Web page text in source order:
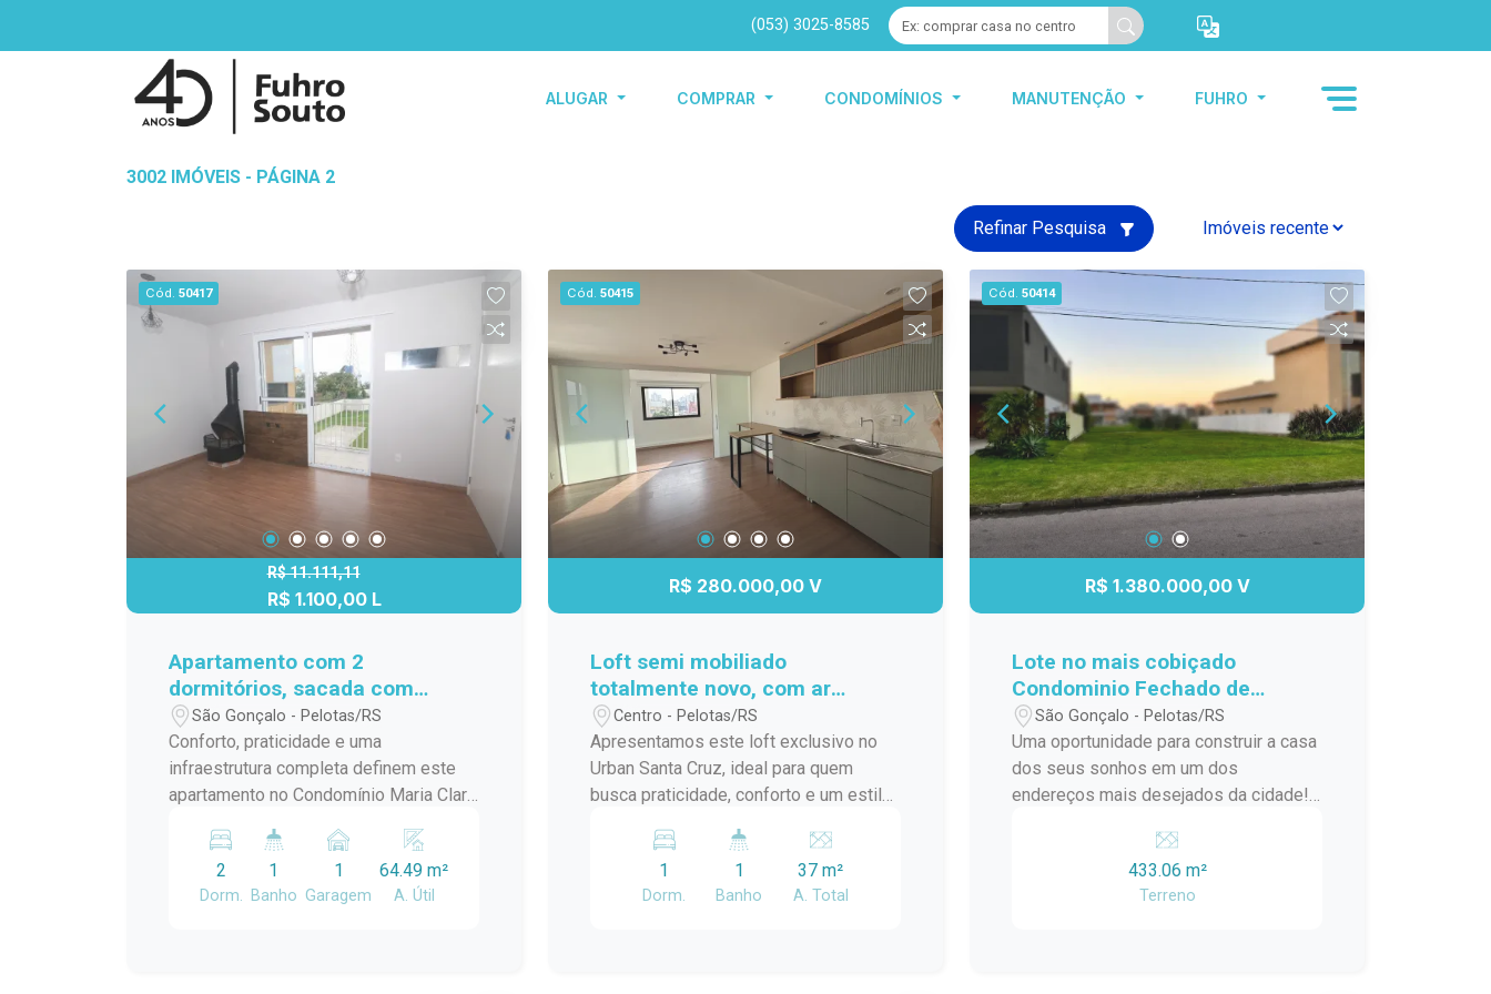
(053) 3025-8585
ALUGAR COMPRAR CONDOMÍNIOS MANUTENÇÃO FUHRO
3002 IMÓVEIS - PÁGINA 2
Refinar Pesquisa
Cód. 50417
R$ 11.111,11
R$ 1.100,00 L
Apartamento com 2
dormitórios, sacada com
churrasqueira e lareira no
Maria Clara Reserva
Umuharama
São Gonçalo - Pelotas/RS
Conforto, praticidade e uma
infraestrutura completa definem este
apartamento no Condomínio Maria Clara
Gonçalo. Com ambientes bem
distribuídos, sacada com vista livre e
área de lazer pensada para toda a
2
Dorm.
1
Banho
1
Garagem
64.49 m²
A. Útil
Cód. 50415
R$ 280.000,00 V
Loft semi mobiliado
totalmente novo, com ar
condicionado e a meia quadra
da ucpel
Centro - Pelotas/RS
Apresentamos este loft exclusivo no
Urban Santa Cruz, ideal para quem
busca praticidade, conforto e um estilo
ambiente integrado, excelente
aproveitamento de espaço,
acabamentos contemporâneos e ótima
1
Dorm.
1
Banho
37 m²
A. Total
Cód. 50414
R$ 1.380.000,00 V
Lote no mais cobiçado
Condominio Fechado de
Pelotas - Lagos de São
Gonçalo!
São Gonçalo - Pelotas/RS
Uma oportunidade para construir a casa
dos seus sonhos em um dos
endereços mais desejados da cidade!
Área total: 433,06 m² Amplo espaço
para projeto residencial de alto padrão
Excelente aproveitamento do terreno
433.06 m²
Terreno